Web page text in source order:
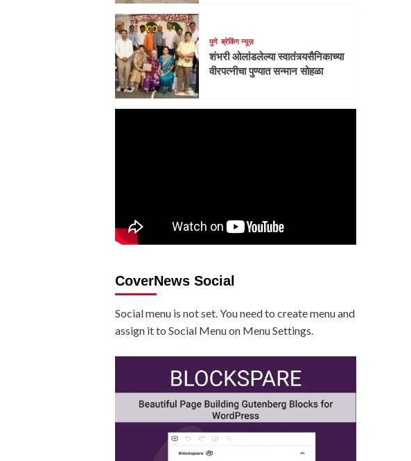
पुणे ब्रेकिंग न्यूज़
शंभरी ओलांडलेल्या स्वातंत्र्यसैनिकाच्या
वीरपत्नीचा पुण्यात सन्मान सोहळा
CoverNews Social
Social menu is not set. You need to create menu and
assign it to Social Menu on Menu Settings.